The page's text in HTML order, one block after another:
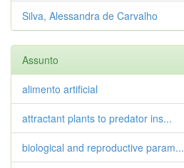
Silva, Alessandra de Carvalho
Assunto
alimento artificial
attractant plants to predator ins...
biological and reproductive param...